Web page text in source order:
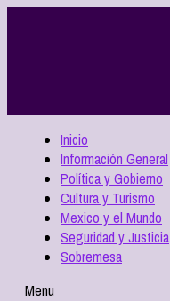
Inicio
Información General
Política y Gobierno
Cultura y Turismo
Mexico y el Mundo
Seguridad y Justicia
Sobremesa
Menu